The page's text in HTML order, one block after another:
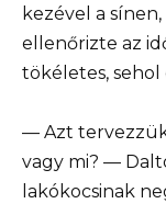
kezével a
ellenőrizte az
tökéletes, sehol
— Azt
vagy mi? —
lakókocsinak